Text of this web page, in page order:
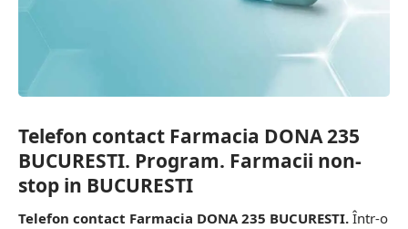
Telefon contact Farmacia DONA 235
BUCURESTI. Program. Farmacii non-
stop in BUCURESTI
Telefon contact Farmacia DONA 235 BUCURESTI. Într-o